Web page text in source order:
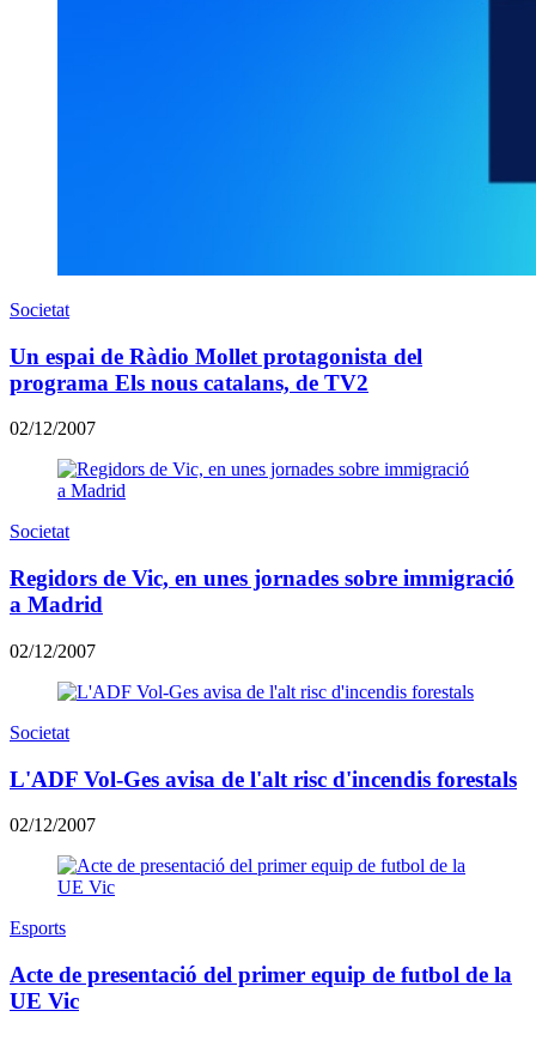
Societat
Un espai de Ràdio Mollet protagonista del
programa Els nous catalans, de TV2
02/12/2007
Societat
Regidors de Vic, en unes jornades sobre immigració
a Madrid
02/12/2007
Societat
L'ADF Vol-Ges avisa de l'alt risc d'incendis forestals
02/12/2007
Esports
Acte de presentació del primer equip de futbol de la
UE Vic